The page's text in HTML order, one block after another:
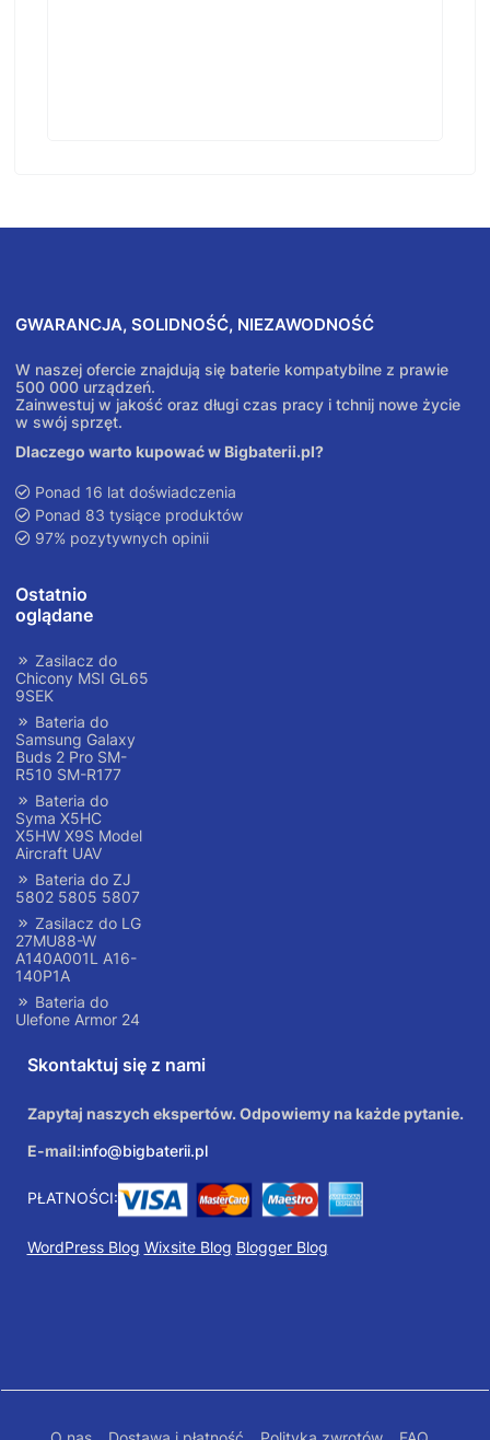
GWARANCJA, SOLIDNOŚĆ, NIEZAWODNOŚĆ
W naszej ofercie znajdują się baterie kompatybilne z prawie
500 000 urządzeń.
Zainwestuj w jakość oraz długi czas pracy i tchnij nowe życie
w swój sprzęt.
Dlaczego warto kupować w Bigbaterii.pl?
Ponad 16 lat doświadczenia
Ponad 83 tysiące produktów
97% pozytywnych opinii
Ostatnio
oglądane
Zasilacz do
Chicony MSI GL65
9SEK
Bateria do
Samsung Galaxy
Buds 2 Pro SM-
R510 SM-R177
Bateria do
Syma X5HC
X5HW X9S Model
Aircraft UAV
Bateria do ZJ
5802 5805 5807
Zasilacz do LG
27MU88-W
A140A001L A16-
140P1A
Bateria do
Ulefone Armor 24
Skontaktuj się z nami
Zapytaj naszych ekspertów. Odpowiemy na każde pytanie.
E-mail:info@bigbaterii.pl
PŁATNOŚCI:
WordPress Blog Wixsite Blog Blogger Blog